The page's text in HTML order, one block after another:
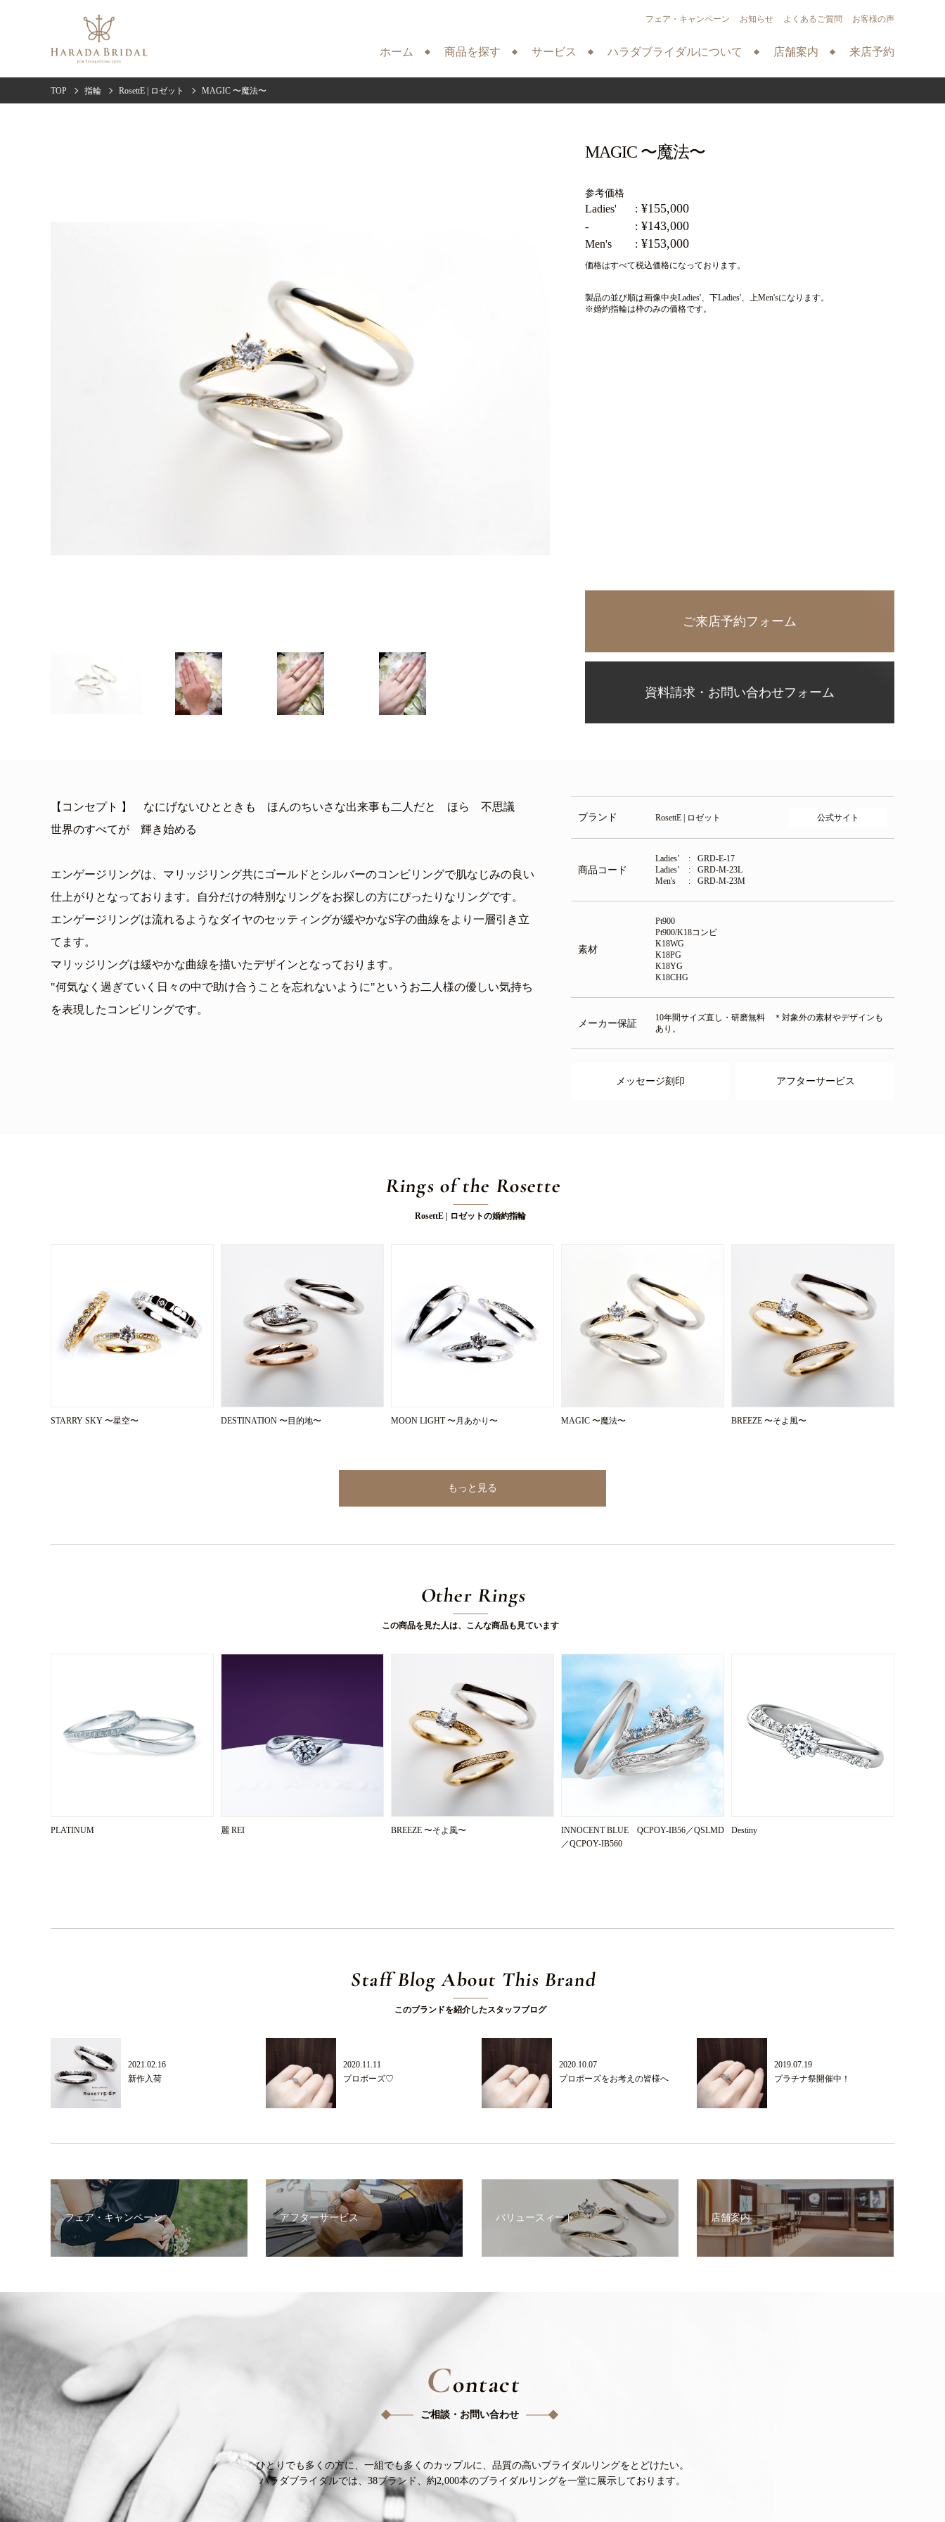
ホーム 商品を探す サービス ハラダブライダルについて 店舗案内 来店予約
フェア・キャンペーン お知らせ よくあるご質問 お客様の声
TOP 指輪 RosettE | ロゼット MAGIC 〜魔法〜
MAGIC 〜魔法〜
参考価格
Ladies' ¥155,000
- ¥143,000
Men's ¥153,000
価格はすべて税込価格になっております。
製品の並び順は画像中央Ladies'、下Ladies'、上Men'sになります。
※婚約指輪は枠のみの価格です。
ご来店予約フォーム
資料請求・お問い合わせフォーム
【コンセプト 】 なにげないひとときも ほんのちいさな出来事も二人だと ほら 不思議
世界のすべてが 輝き始める
エンゲージリングは、マリッジリング共にゴールドとシルバーのコンビリングで肌なじみの良い
仕上がりとなっております。自分だけの特別なリングをお探しの方にぴったりなリングです。
エンゲージリングは流れるようなダイヤのセッティングが緩やかなS字の曲線をより一層引き立
てます。
マリッジリングは緩やかな曲線を描いたデザインとなっております。
"何気なく過ぎていく日々の中で助け合うことを忘れないように"というお二人様の優しい気持ち
を表現したコンビリングです。
ブランド RosettE | ロゼット 公式サイト
商品コード
Ladies’
GRD-E-17
Ladies’
GRD-M-23L
Men's
GRD-M-23M
素材
Pt900
Pt900/K18コンビ
K18WG
K18PG
K18YG
K18CHG
メーカー保証
10年間サイズ直し・研磨無料 ＊対象外の素材やデザインも
あり。
メッセージ刻印 アフターサービス
Rings of the Rosette
RosettE | ロゼットの婚約指輪
STARRY SKY 〜星空〜 DESTINATION 〜目的地〜 MOON LIGHT 〜月あかり〜 MAGIC 〜魔法〜 BREEZE 〜そよ風〜
もっと見る
Other Rings
この商品を見た人は、こんな商品も見ています
PLATINUM 麗 REI BREEZE 〜そよ風〜
INNOCENT BLUE QCPOY-IB56／QSLMD
／QCPOY-IB560
Destiny
Staff Blog About This Brand
このブランドを紹介したスタッフブログ
2021.02.16
新作入荷
2020.11.11
プロポーズ♡
2020.10.07
プロポーズをお考えの皆様へ
2019.07.19
プラチナ祭開催中！
フェア・キャンペーン アフターサービス バリュースィート 店舗案内
Contact
ご相談・お問い合わせ
ひとりでも多くの方に、 一組でも多くのカップルに、 品質の高いブライダルリングをとどけたい。
ハラダブライダルでは、38ブランド、 約2,000本のブライダルリングを一堂に展示しております。